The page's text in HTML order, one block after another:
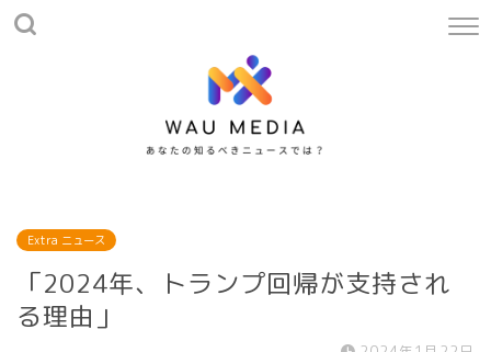
Extra ニュース
「2024年、トランプ回帰が支持され
る理由」